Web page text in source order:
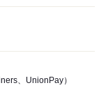
、UnionPay）